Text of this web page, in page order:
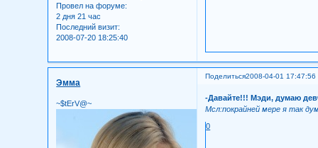
Провел на форуме:
2 дня 21 час
Последний визит:
2008-07-20 18:25:40
Поделиться2008-04-01 17:47:56
Эмма
~$tErV@~
-Давайте!!! Мэди, думаю
Мсл:покрайней мере я так
0